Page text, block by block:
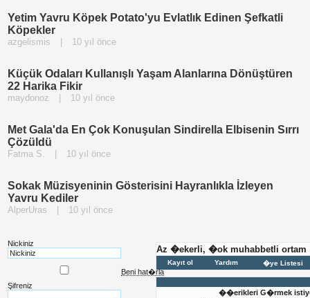
Yetim Yavru Köpek Potato'yu Evlatlık Edinen Şefkatli
Köpekler
azgelismis 10 yıl önce
Küçük Odaları Kullanışlı Yaşam Alanlarına Dönüştüren
22 Harika Fikir
maydonoz 10 yıl önce
Met Gala'da En Çok Konuşulan Sindirella Elbisenin Sırrı
Çözüldü
Fatma S. 10 yıl önce
Sokak Müzisyeninin Gösterisini Hayranlıkla İzleyen
Yavru Kediler
AlperUras 10 yıl önce
Nickiniz
Beni hat�rla
Şifreniz
Az �ekerli, �ok muhabbetli ortam
Kayıt ol Yardım �ye Listesi
��erikleri G�rmek